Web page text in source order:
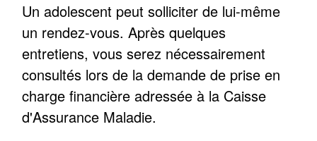
Un adolescent peut solliciter de lui-même
un rendez-vous. Après quelques
entretiens, vous serez nécessairement
consultés lors de la demande de prise en
charge financière adressée à la Caisse
d'Assurance Maladie.